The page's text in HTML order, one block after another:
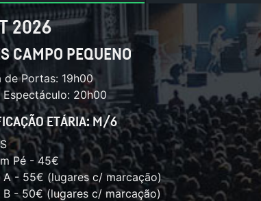
2026
CAMPO PEQUENO
de Portas: 19h00
20h00
ETÁRIA: M/6
Pé - 45€
A - 55€ (lugares c/ marcação)
B - 50€ (lugares c/ marcação)